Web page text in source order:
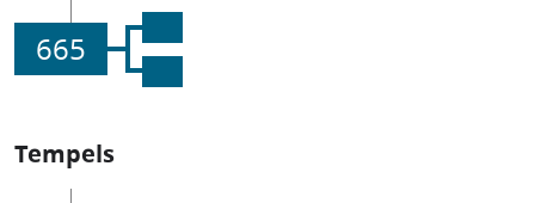
665
Tempels